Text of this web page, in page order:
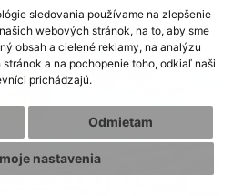
sledovania používame na zlepšenie
webových stránok, na to, aby sme
obsah a cielené reklamy, na analýzu
a na pochopenie toho, odkiaľ naši
prichádzajú.
Odmietam
nastavenia